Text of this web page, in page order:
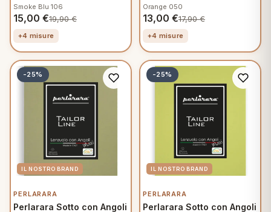
Smoke Blu 106
15,00 €19,90€
+4 misure
Orange 050
13,00 €17,90€
+4 misure
-25%
PERLARARA
Perlarara Sotto con Angoli
-25%
PERLARARA
Perlarara Sotto con Angoli